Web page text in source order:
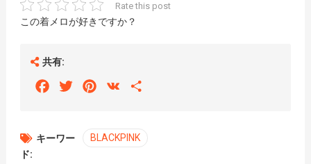
Rate this post
この着メロが好きですか？
共有:
FacebookTwitterPinterest
VK
キーワー
ド:
BLACKPINK